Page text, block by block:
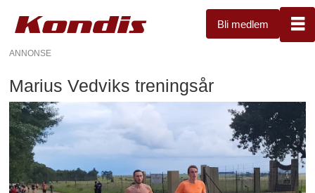
Bli medlem
ANNONSE
Marius Vedviks treningsår